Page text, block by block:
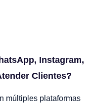
Instagram,
Clientes?
múltiples plataformas